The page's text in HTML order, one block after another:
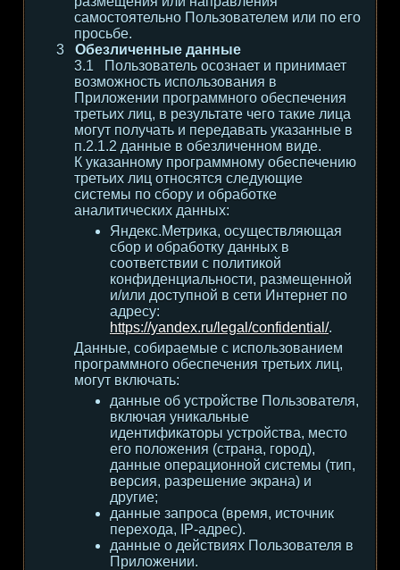
самостоятельно Пользователем или по его
просьбе.
Обезличенные данные
Пользователь осознает и принимает
возможность использования в
Приложении программного обеспечения
третьих лиц, в результате чего такие лица
могут получать и передавать указанные в
п.2.1.2 данные в обезличенном виде.
К указанному программному обеспечению
третьих лиц относятся следующие
системы по сбору и обработке
аналитических данных:
Яндекс.Метрика, осуществляющая
сбор и обработку данных в
соответствии с политикой
конфиденциальности, размещенной
и/или доступной в сети Интернет по
адресу:
https://yandex.ru/legal/confidential/.
Данные, собираемые с использованием
программного обеспечения третьих лиц,
могут включать:
данные об устройстве Пользователя,
включая уникальные
идентификаторы устройства, место
его положения (страна, город),
данные операционной системы (тип,
версия, разрешение экрана) и
другие;
данные запроса (время, источник
перехода, IP-адрес).
данные о действиях Пользователя в
Приложении.